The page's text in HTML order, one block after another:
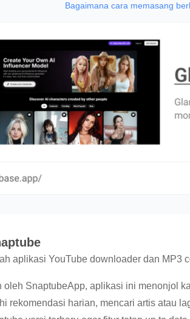
Bagaimana cara memasang
aplikasi YouTube downloader dan MP3
oleh SnaptubeApp, aplikasi ini menonjol
rekomendasi harian, mencari artis atau